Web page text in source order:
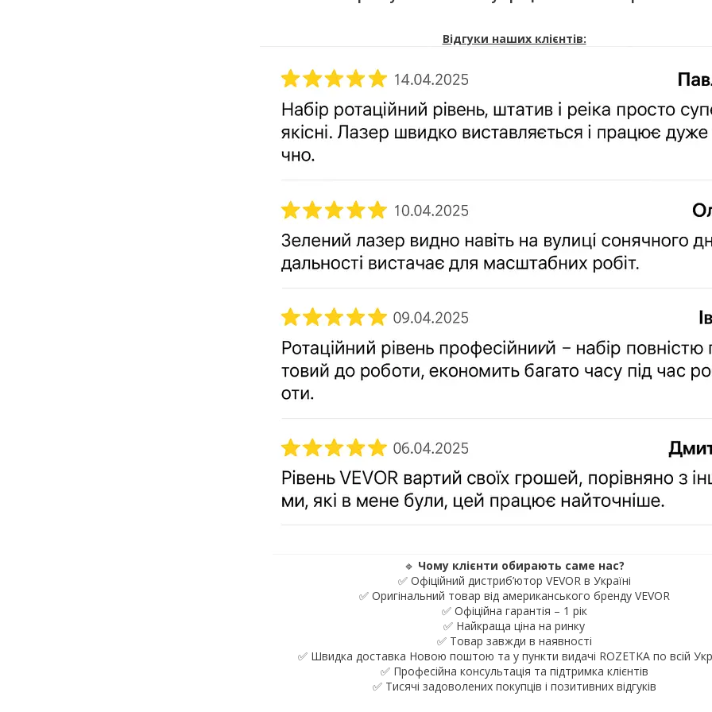
Відгуки наших клієнтів:
🔹 Чому клієнти обирають саме нас?
✅ Офіційний дистриб’ютор VEVOR в Україні
✅ Оригінальний товар від американського бренду VEVOR
✅ Офіційна гарантія – 1 рік
✅ Найкраща ціна на ринку
✅ Товар завжди в наявності
✅ Швидка доставка Новою поштою та у пункти видачі ROZETKA по всій
✅ Професійна консультація та підтримка клієнтів
✅ Тисячі задоволених покупців і позитивних відгуків